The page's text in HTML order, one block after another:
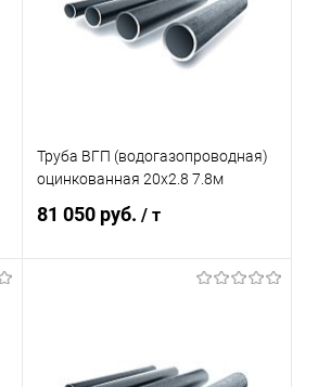
В избранное Под заказ
Труба ВГП (водогазопроводная)
оцинкованная 20х2.8 7.8м
81 050 руб./ т
Купить в 1 клик